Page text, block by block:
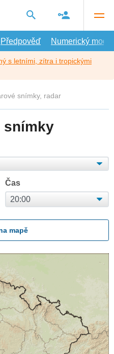
Předpověď Numerický model
s letními, zítra i tropickými
snímky, radar
snímky
Čas
mapě